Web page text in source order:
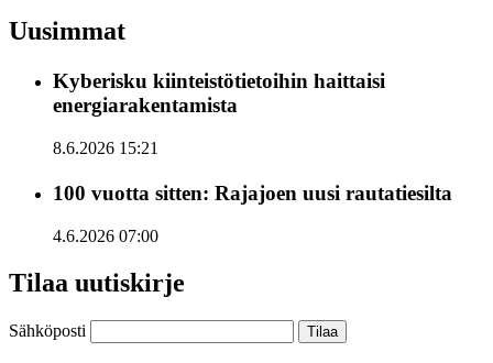
Uusimmat
Kyberisku kiinteistötietoihin haittaisi
energiarakentamista
8.6.2026 15:21
100 vuotta sitten: Rajajoen uusi rautatiesilta
4.6.2026 07:00
Tilaa uutiskirje
Sähköposti